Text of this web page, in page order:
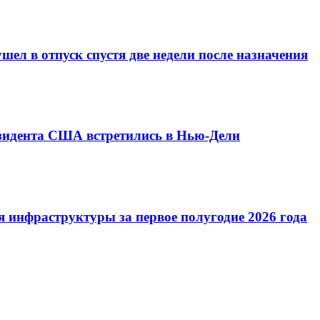
в отпуск спустя две недели после назначения
США встретились в Нью-Дели
за первое полугодие 2026 года